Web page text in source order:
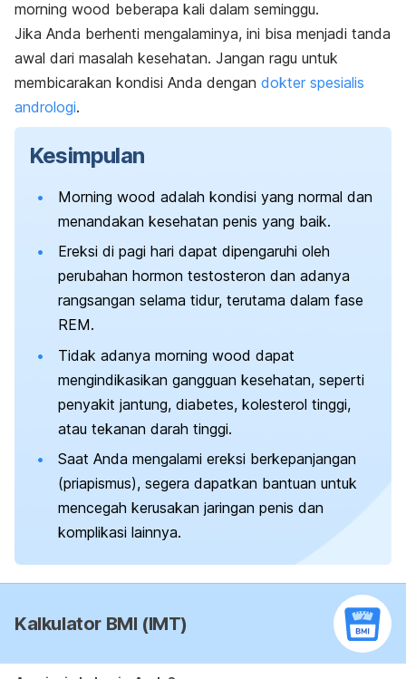
morning wood beberapa kali dalam seminggu.
Jika Anda berhenti mengalaminya, ini bisa menjadi tanda
awal dari masalah kesehatan. Jangan ragu untuk
membicarakan kondisi Anda dengan dokter spesialis
andrologi.
Kesimpulan
Morning wood adalah kondisi yang normal dan
menandakan kesehatan penis yang baik.
Ereksi di pagi hari dapat dipengaruhi oleh
perubahan hormon testosteron dan adanya
rangsangan selama tidur, terutama dalam fase
REM.
Tidak adanya morning wood dapat
mengindikasikan gangguan kesehatan, seperti
penyakit jantung, diabetes, kolesterol tinggi,
atau tekanan darah tinggi.
Saat Anda mengalami ereksi berkepanjangan
(priapismus), segera dapatkan bantuan untuk
mencegah kerusakan jaringan penis dan
komplikasi lainnya.
Kalkulator BMI (IMT)